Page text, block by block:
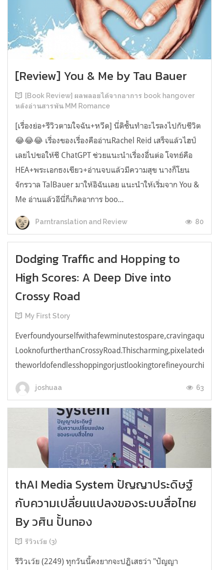
[Review] You & Me by Tau Bauer
[Book Review] ผลพลอยได้จากอาการ book hangover
หลังอ่านสารพัน MM Romance
[เรื่องย่อ+รีวิวตามใจฉัน+หวีด] นี่ดิชั้นทำอะไรลงไปกับชีวิต
😂😂😂 เรื่องของเรื่องคืออ่านRachel Reid เสร็จแล้วไฮป์
เลยไปขอให้ชี ChatGPT ช่วยแนะนำเรื่องอื่นต่อ โจทย์คือ
HEA+พระเอกธงเขียว+อ่านจบแล้วมีความสุข นางก็โยน
จักรวาล TalBauer มาให้อิฉันเลย แนะนำให้เริ่มจาก You &
Me อ่านแล้วอีนี่ก็เกิดอาการ boo...
Parntranslation and Review 80
Dodging Traffic and Hopping to
High Scores: A Deep Dive into
Crossy Road
My First Story
joshuaa 63
thAI Media System ปัญญาประดิษฐ์
กับความเปลี่ยนแปลงของระบบสื่อไทย
By วศิน ปั้นทอง
รีวิวเว้ย (3)
รีวิวเว้ย (2249) ทุกวันนี้คงยากจะปฏิเสธว่า "ปัญญา